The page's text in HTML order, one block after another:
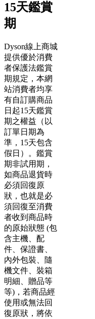
15天鑑賞
期
Dyson線上商城
提供優於消費
者保護法鑑賞
期規定，本網
站消費者均享
有自訂購商品
日起15天鑑賞
期之權益（以
訂單日期為
準，15天包含
假日）。鑑賞
期非試用期，
如商品退貨時
必須回復原
狀，也就是必
須回復至消費
者收到商品時
的原始狀態 (包
含主機、配
件、保證書、
內外包裝、隨
機文件、裝箱
明細、贈品等
等)，若商品經
使用或無法回
復原狀，將依